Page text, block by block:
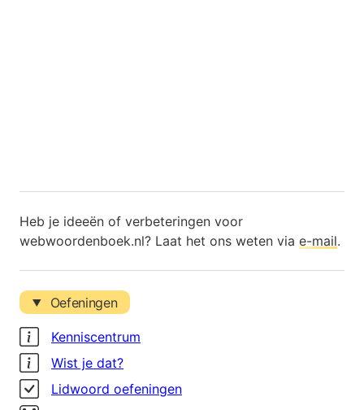
Heb je ideeën of verbeteringen voor
webwoordenboek.nl? Laat het ons weten via e-mail.
Oefeningen
Kenniscentrum
Wist je dat?
Lidwoord oefeningen